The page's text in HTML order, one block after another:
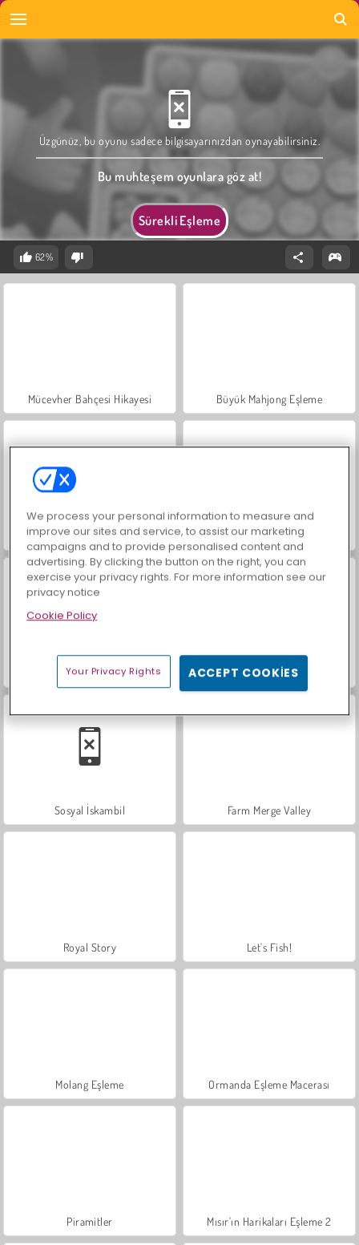
Sürekli Eşleme
Üzgünüz, bu oyunu sadece bilgisayarınızdan oynayabilirsiniz.
Bu muhteşem oyunlara göz at!
62%
Mücevher Bahçesi Hikayesi Büyük Mahjong Eşleme
İçecekleri Eşle Trollface Quest: USA 2
Masha and the Bear: Meadows Scala 40
Sosyal İskambil Farm Merge Valley
Royal Story Let's Fish!
Molang Eşleme Ormanda Eşleme Macerası
Piramitler Mısır'ın Harikaları Eşleme 2
We process your personal information to measure and
improve our sites and service, to assist our marketing
campaigns and to provide personalised content and
advertising. By clicking the button on the right, you can
exercise your privacy rights. For more information see our
privacy notice
Cookie Policy
Your Privacy Rights ACCEPT COOKIES